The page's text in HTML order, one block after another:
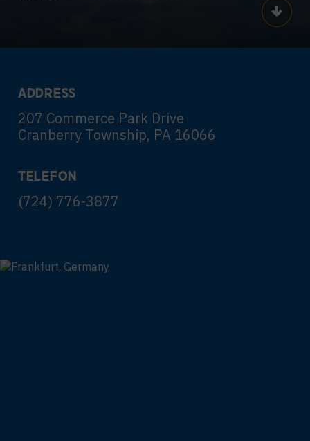
Scroll
ADDRESS
207 Commerce Park Drive
Cranberry Township, PA 16066
TELEFON
(724) 776-3877